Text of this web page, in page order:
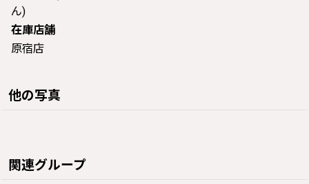
ん)
在庫店舗
原宿店
他の写真
関連グループ